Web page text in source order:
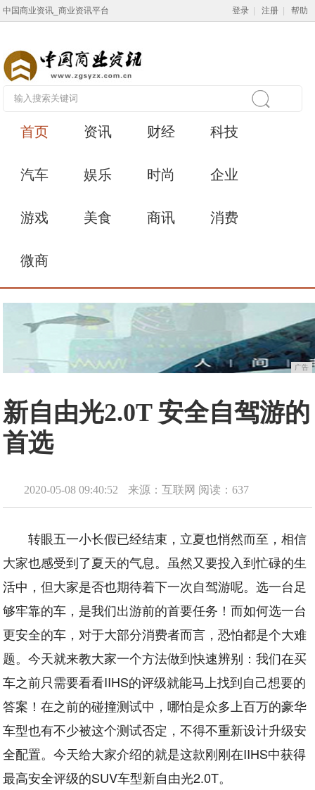
中国商业资讯_商业资讯平台 登录 注册 帮助
首页 资讯 财经 科技
汽车 娱乐 时尚 企业
游戏 美食 商讯 消费
微商
广告
新自由光2.0T 安全自驾游的
首选
2020-05-08 09:40:52 来源：互联网 阅读：637
转眼五一小长假已经结束，立夏也悄然而至，相信
大家也感受到了夏天的气息。虽然又要投入到忙碌的生
活中，但大家是否也期待着下一次自驾游呢。选一台足
够牢靠的车，是我们出游前的首要任务！而如何选一台
更安全的车，对于大部分消费者而言，恐怕都是个大难
题。今天就来教大家一个方法做到快速辨别：我们在买
车之前只需要看看IIHS的评级就能马上找到自己想要的
答案！在之前的碰撞测试中，哪怕是众多上百万的豪华
车型也有不少被这个测试否定，不得不重新设计升级安
全配置。今天给大家介绍的就是这款刚刚在IIHS中获得
最高安全评级的SUV车型新自由光2.0T。